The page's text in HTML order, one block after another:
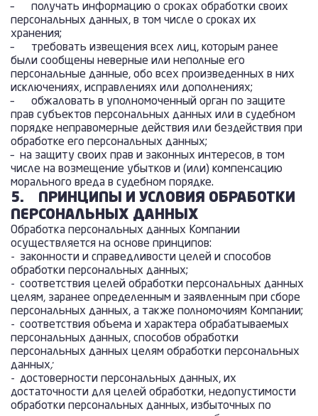
– получать информацию о сроках обработки своих
персональных данных, в том числе о сроках их
хранения;
– требовать извещения всех лиц, которым ранее
были сообщены неверные или неполные его
персональные данные, обо всех произведенных в них
исключениях, исправлениях или дополнениях;
– обжаловать в уполномоченный орган по защите
прав субъектов персональных данных или в судебном
порядке неправомерные действия или бездействия при
обработке его персональных данных;
– на защиту своих прав и законных интересов, в том
числе на возмещение убытков и (или) компенсацию
морального вреда в судебном порядке.
5. ПРИНЦИПЫ И УСЛОВИЯ ОБРАБОТКИ
ПЕРСОНАЛЬНЫХ ДАННЫХ
Обработка персональных данных Компании
осуществляется на основе принципов:
- законности и справедливости целей и способов
обработки персональных данных;
- соответствия целей обработки персональных данных
целям, заранее определенным и заявленным при сборе
персональных данных, а также полномочиям Компании;
- соответствия объема и характера обрабатываемых
персональных данных, способов обработки
персональных данных целям обработки персональных
данных;
- достоверности персональных данных, их
достаточности для целей обработки, недопустимости
обработки персональных данных, избыточных по